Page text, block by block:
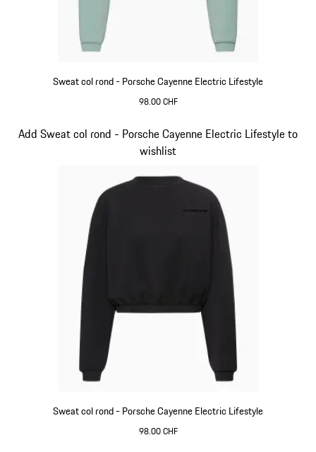
Sweat col rond - Porsche Cayenne Electric Lifestyle
98.00 CHF
Sweat col rond - Porsche Cayenne Electric Lifestyle
98.00 CHF
Add Sweat col rond - Porsche Cayenne Electric Lifestyle to
wishlist
Diapositive 11 sur 15